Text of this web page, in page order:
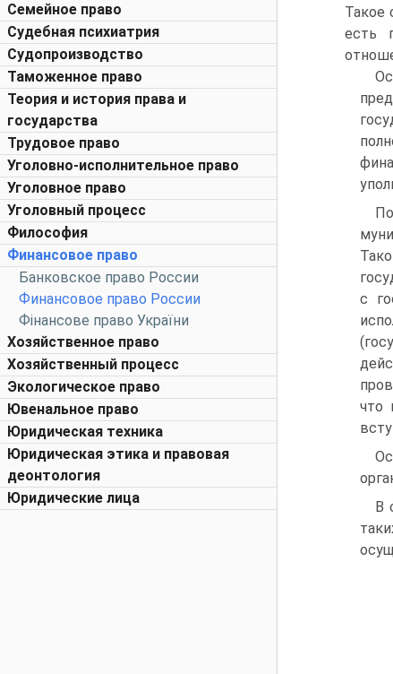
Семейное право
Судебная психиатрия
Судопроизводство
Таможенное право
Теория и история права и
государства
Трудовое право
Уголовно-исполнительное право
Уголовное право
Уголовный процесс
Философия
Финансовое право
Банковское право России
Финансовое право России
Фінансове право України
Хозяйственное право
Хозяйственный процесс
Экологическое право
Ювенальное право
Юридическая техника
Юридическая этика и правовая
деонтология
Юридические лица
Такое
есть
с
что
В